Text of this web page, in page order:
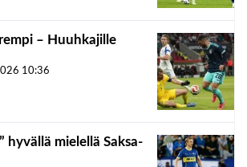
– Huuhkajille
10:36
hyvällä mielellä Saksa-